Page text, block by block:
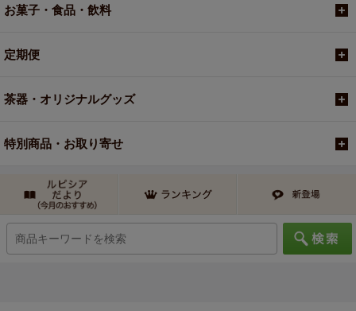
お菓子・食品・飲料
定期便
茶器・オリジナルグッズ
特別商品・お取り寄せ